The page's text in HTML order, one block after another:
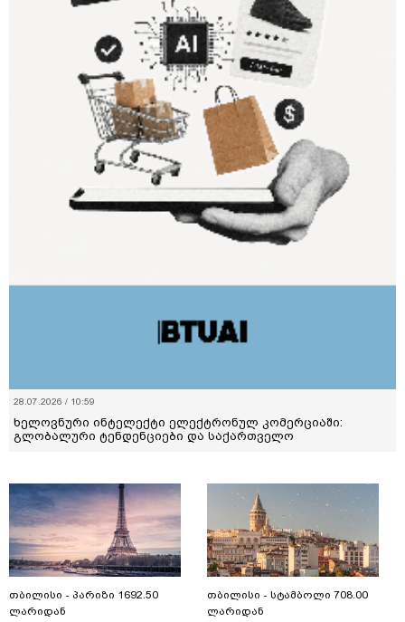
20.07.2026 / 15:14
AI-ს საკუთარი ელექტროენერგია სჭირდება – რა უნდა
გაითვალისწინოს საქართველომ მონაცემთა ცენტრების
თბილისი - პარიზი 1692.50
თბილისი - სტამბოლი 708.00